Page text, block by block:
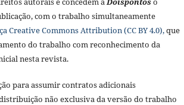
com o trabalho simultaneamente
Creative Commons Attribution (CC BY 4.0),que
do trabalho com reconhecimento da
nesta revista.
para assumir contratos adicionais
não exclusiva da versão do trabalho